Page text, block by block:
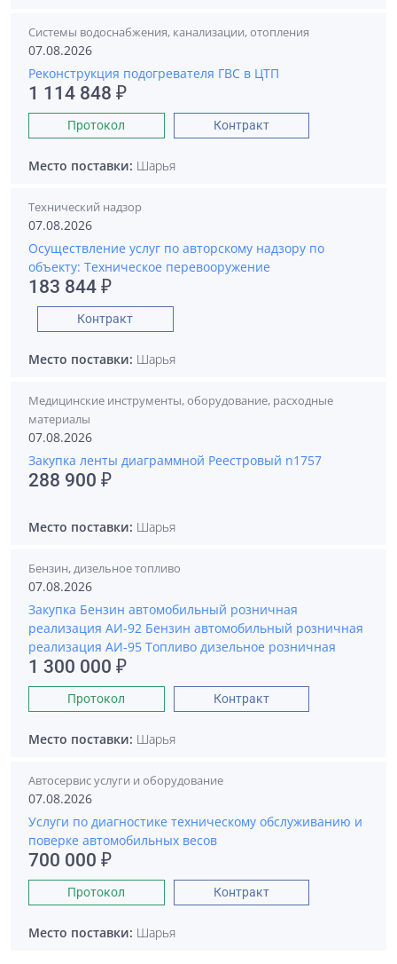
Системы водоснабжения, канализации, отопления
07.08.2026
Реконструкция подогревателя ГВС в ЦТП
1 114 848 ₽
Протокол Контракт
Место поставки: Шарья
Технический надзор
07.08.2026
Осуществление услуг по авторскому надзору по
объекту: Техническое перевооружение
183 844 ₽
Контракт
Место поставки: Шарья
Медицинские инструменты, оборудование, расходные
материалы
07.08.2026
Закупка ленты диаграммной Реестровый n1757
288 900 ₽
Место поставки: Шарья
Бензин, дизельное топливо
07.08.2026
Закупка Бензин автомобильный розничная
реализация АИ-92 Бензин автомобильный розничная
реализация АИ-95 Топливо дизельное розничная
1 300 000 ₽
Протокол Контракт
Место поставки: Шарья
Автосервис услуги и оборудование
07.08.2026
Услуги по диагностике техническому обслуживанию и
поверке автомобильных весов
700 000 ₽
Протокол Контракт
Место поставки: Шарья